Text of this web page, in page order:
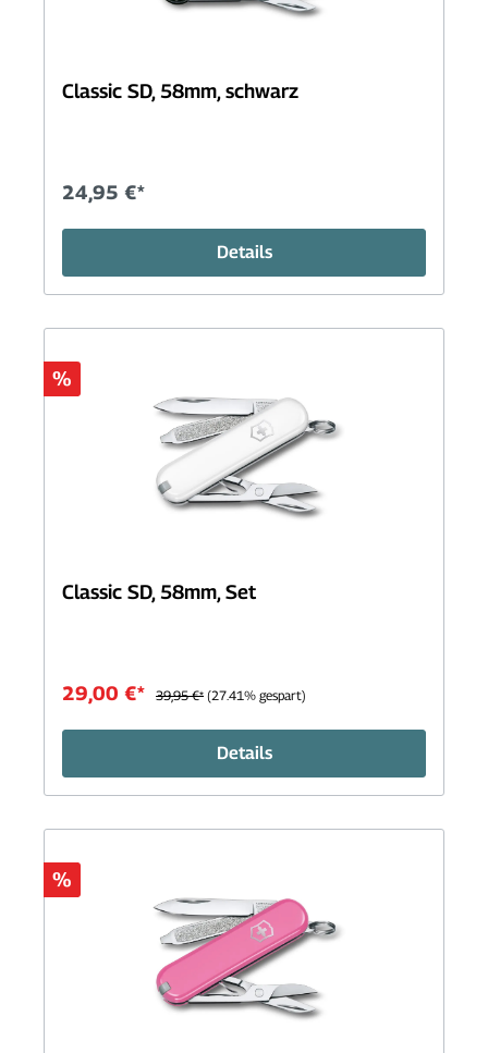
Classic SD, 58mm, schwarz
24,95 €*
Details
%
Classic SD, 58mm, Set
29,00 €* 39,95 €* (27.41% gespart)
Details
%